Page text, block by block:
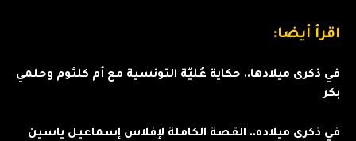
اقرأ أيضا:
في ذكرى ميلادها.. حكاية عُليّة التونسية مع أم كلثوم وحلمي
بكر
في ذكرى ميلاده.. القصة الكاملة لإفلاس إسماعيل ياسين